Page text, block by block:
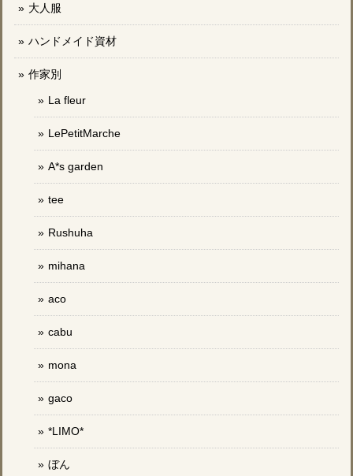
大人服
ハンドメイド資材
作家別
La fleur
LePetitMarche
A*s garden
tee
Rushuha
mihana
aco
cabu
mona
gaco
*LIMO*
ぼん